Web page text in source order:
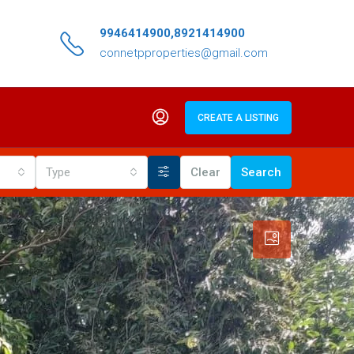
9946414900,8921414900
connetpproperties@gmail.com
CREATE A LISTING
Type Clear Search